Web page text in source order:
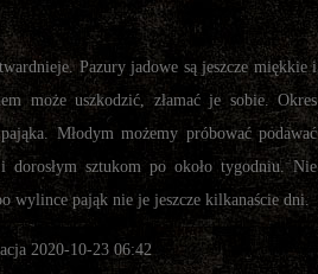
Pazury jadowe są jeszcze miękkie i
może uszkodzić, złamać je sobie. Okres
Młodym możemy próbować podawać
sztukom po około tygodniu. Nie
wylince pająk nie je jeszcze kilkanaście dni.
2020-10-23 06:42